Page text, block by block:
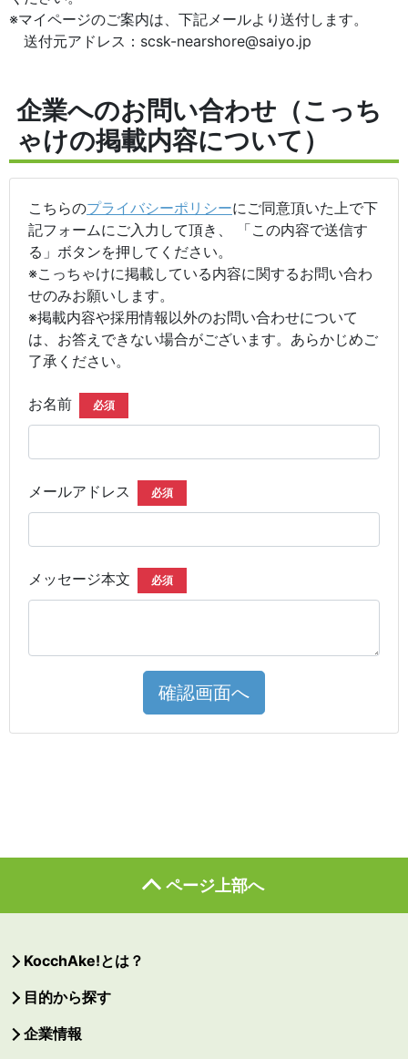
※マイページのご案内は、下記メールより送付します。
送付元アドレス：scsk-nearshore@saiyo.jp
企業へのお問い合わせ（こっち
ゃけの掲載内容について）
こちらのプライバシーポリシーにご同意頂いた上で下
記フォームにご入力して頂き、 「この内容で送信す
る」ボタンを押してください。
※こっちゃけに掲載している内容に関するお問い合わ
せのみお願いします。
※掲載内容や採用情報以外のお問い合わせについて
は、お答えできない場合がございます。あらかじめご
了承ください。
お名前 必須
メールアドレス 必須
メッセージ本文 必須
確認画面へ
ページ上部へ
KocchAke!とは？
目的から探す
企業情報